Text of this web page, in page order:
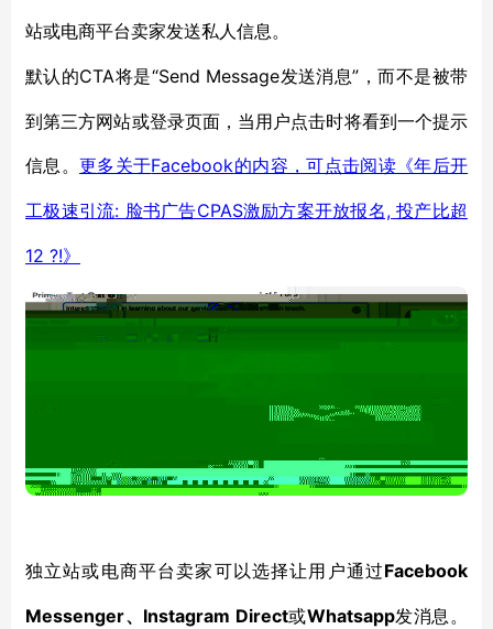
站或电商平台卖家发送私人信息。
默认的CTA将是“Send Message发送消息”，而不是被带
到第三方网站或登录页面，当用户点击时将看到一个提示
信息。更多关于Facebook的内容，可点击阅读《年后开
工极速引流: 脸书广告CPAS激励方案开放报名, 投产比超
12 ?!》
独立站或电商平台卖家可以选择让用户通过Facebook
Messenger、Instagram Direct或Whatsapp发消息。